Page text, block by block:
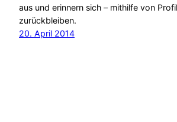
aus und erinnern sich – mithilfe von
zurückbleiben.
20. April 2014